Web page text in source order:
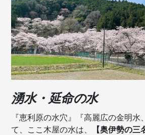
湧水・延命の水
『恵利原の水穴』『高麗広の金明水
て、ここ木屋の水は、
【奥伊勢の三